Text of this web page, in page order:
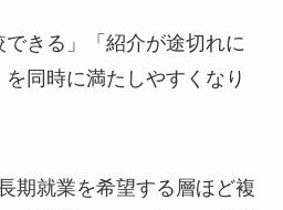
きる」「紹介が途切れに
同時に満たしやすくなり
期就業を希望する層ほど複